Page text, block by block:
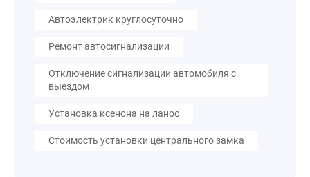
Автоэлектрик круглосуточно
Ремонт автосигнализации
Отключение сигнализации автомобиля с
выездом
Установка ксенона на ланос
Стоимость установки центрального замка